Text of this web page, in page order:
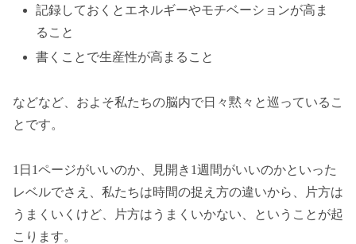
記録しておくとエネルギーやモチベーションが高ま
ること
書くことで生産性が高まること
などなど、およそ私たちの脳内で日々黙々と巡っているこ
とです。
1日1ページがいいのか、見開き1週間がいいのかといった
レベルでさえ、私たちは時間の捉え方の違いから、片方は
うまくいくけど、片方はうまくいかない、ということが起
こります。